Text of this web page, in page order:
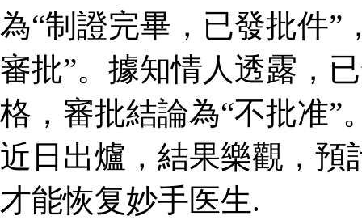
為“制證完畢，已發批件”
審批”。據知情人透露，
格，審批結論為“不批准”
近日出爐，結果樂觀，
才能恢复妙手医生.